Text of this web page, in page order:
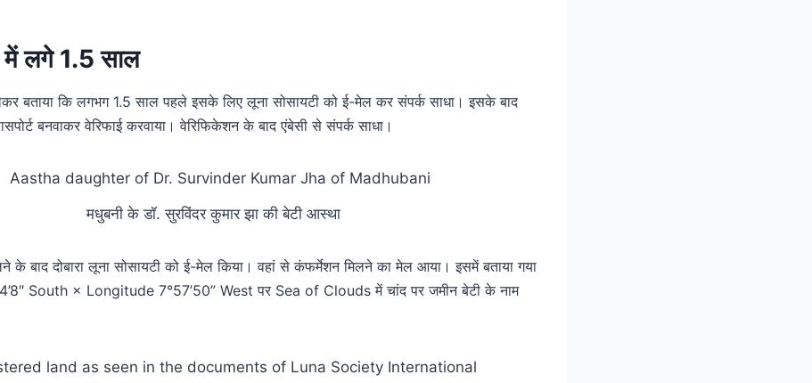
में लगे 1.5 साल
बताया कि लगभग 1.5 साल पहले इसके लिए लूना सोसायटी को ई-मेल कर संपर्क साधा। इसके बाद
बनवाकर वेरिफाई करवाया। वेरिफिकेशन के बाद एंबेसी से संपर्क साधा।
मधुबनी के डॉ. सुरविंदर कुमार झा की बेटी आस्था
के बाद दोबारा लूना सोसायटी को ई-मेल किया। वहां से कंफर्मेशन मिलने का मेल आया। इसमें बताया गया
South × Longitude 7°57’50” West पर Sea of Clouds में चांद पर जमीन बेटी के नाम